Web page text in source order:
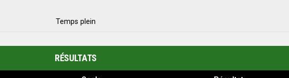
Temps plein
RÉSULTATS